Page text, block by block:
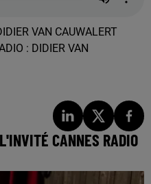
VAN CAUWALERT
: DIDIER VAN
CANNES RADIO